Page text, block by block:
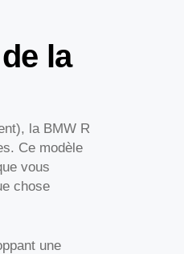
la
la BMW R
Ce modèle
vous
chose
une